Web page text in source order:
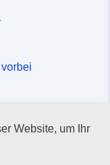
Website, um Ihr